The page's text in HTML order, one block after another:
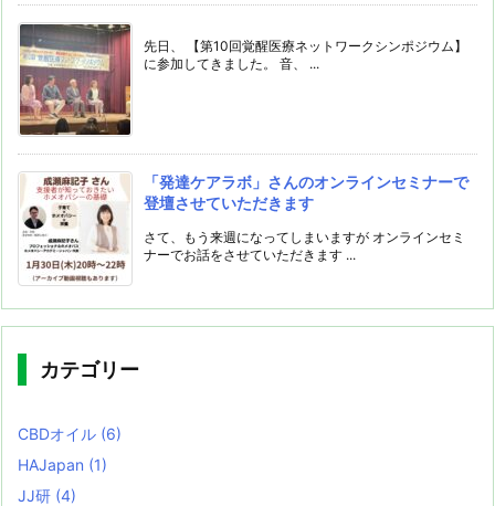
先日、 【第10回覚醒医療ネットワークシンポジウム】
に参加してきました。 音、 ...
「発達ケアラボ」さんのオンラインセミナーで
登壇させていただきます
さて、もう来週になってしまいますが オンラインセミ
ナーでお話をさせていただきます ...
カテゴリー
CBDオイル (6)
HAJapan (1)
JJ研 (4)